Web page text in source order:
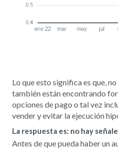
Lo que esto significa es que,
también están encontrando
opciones de pago o tal vez
vender y evitar la ejecución
La respuesta es: no hay
Antes de que pueda haber un